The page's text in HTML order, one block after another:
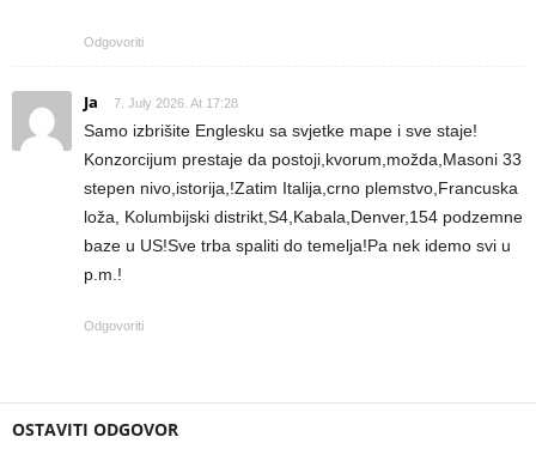
Odgovoriti
Ja 7. July 2026. At 17:28
Samo izbrišite Englesku sa svjetke mape i sve staje!
Konzorcijum prestaje da postoji,kvorum,možda,Masoni 33
stepen nivo,istorija,!Zatim Italija,crno plemstvo,Francuska
loža, Kolumbijski distrikt,S4,Kabala,Denver,154 podzemne
baze u US!Sve trba spaliti do temelja!Pa nek idemo svi u
p.m.!
Odgovoriti
OSTAVITI ODGOVOR